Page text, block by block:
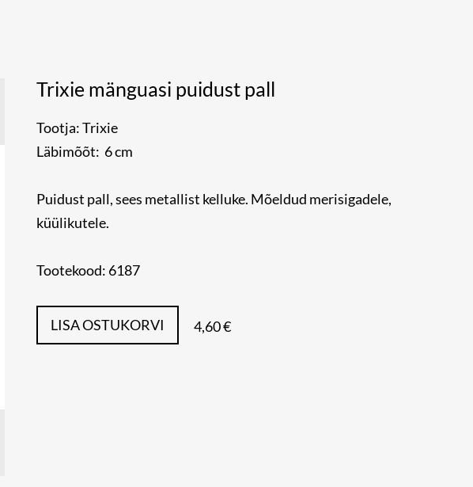
Trixie mänguasi puidust pall
Tootja: Trixie
Läbimõõt: 6 cm
Puidust pall, sees metallist kelluke. Mõeldud merisigadele,
küülikutele.
Tootekood: 6187
LISA OSTUKORVI 4,60 €